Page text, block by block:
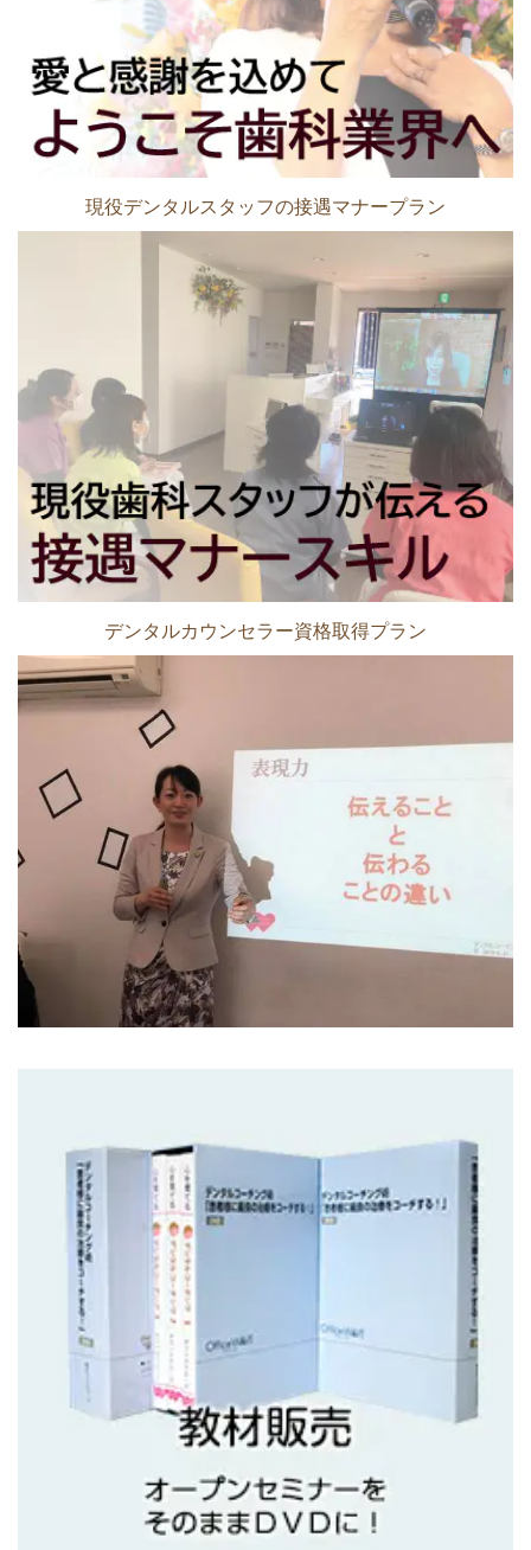
現役デンタルスタッフの接遇マナープラン
デンタルカウンセラー資格取得プラン